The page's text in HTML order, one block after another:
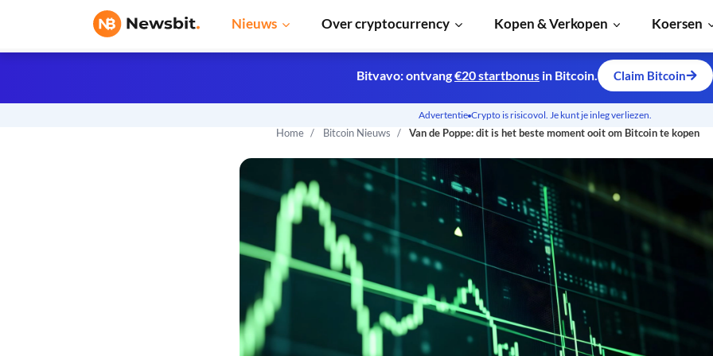
Nieuws Over cryptocurrency Kopen & Verkopen Koersen
Home Bitcoin Nieuws Van de Poppe: dit is het beste moment ooit om Bitcoin te kopen
Bitvavo: ontvang€20 startbonus in Bitcoin. Claim Bitcoin
Advertentie Crypto is risicovol. Je kunt je inleg verliezen.